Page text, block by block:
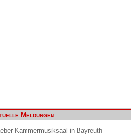
Meldungen
Kammermusiksaal in Bayreuth